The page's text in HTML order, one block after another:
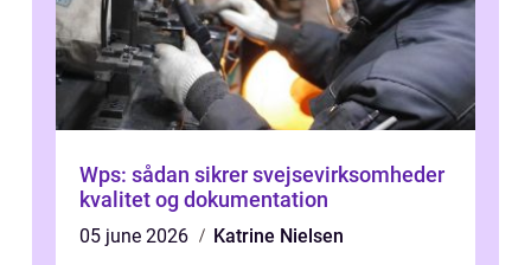
Wps: sådan sikrer svejsevirksomheder
kvalitet og dokumentation
05 june 2026
Katrine Nielsen